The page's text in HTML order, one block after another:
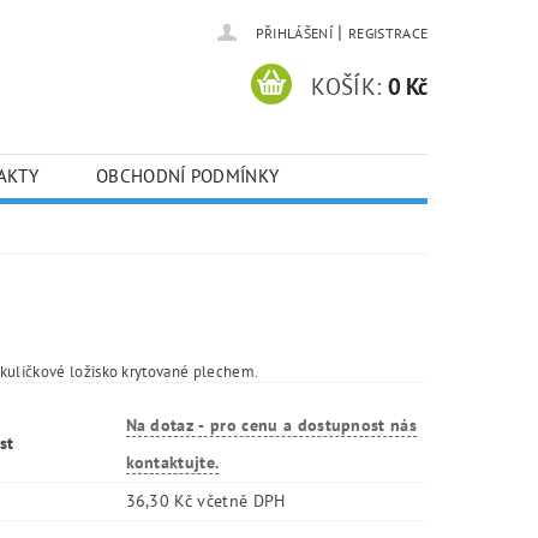
PŘIHLÁŠENÍ | REGISTRACE
KOŠÍK: 0 Kč
OBCHODNÍ PODMÍNKY
ložisko krytované plechem.
Na dotaz - pro cenu a dostupnost nás
kontaktujte.
36,30 Kč včetně DPH